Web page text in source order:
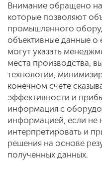
Внимание обращено
которые позволяют
промышленного
объективные данные о
могут указать
места производства,
технологии,
конечном счете
эффективности и
информация с
информацией, если не
интерпретировать и
решения на основе
полученных данных.